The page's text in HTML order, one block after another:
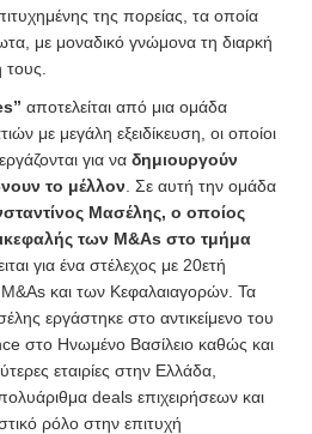
της πορείας, τα οποία
με μοναδικό γνώμονα τη διαρκή
αποτελείται από μια ομάδα
με μεγάλη εξειδίκευση, οι οποίοι
για να δημιουργούν
το μέλλον . Σε αυτή την ομάδα
Μασέλης, o οποίος
των Μ&Αs στο τμήμα
για ένα στέλεχος με 20ετή
και των Κεφαλαιαγορών. Τα
εργάστηκε στο αντικείμενο του
στο Ηνωμένο Βασίλειο καθώς και
εταιρίες στην Ελλάδα,
deals επιχειρήσεων και
ρόλο στην επιτυχή